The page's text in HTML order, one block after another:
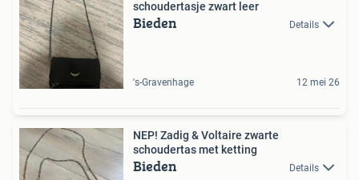
schoudertasje zwart leer
Bieden Details
's-Gravenhage 12 mei 26
NEP! Zadig & Voltaire zwarte
schoudertas met ketting
Bieden Details